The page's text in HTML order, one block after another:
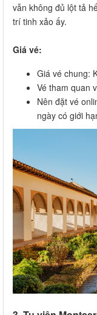
vẫn không đủ lột tả
trí tinh xảo ấy.
Giá vé:
Giá vé chung:
Vé tham quan
Nên đặt vé
ngày có giới